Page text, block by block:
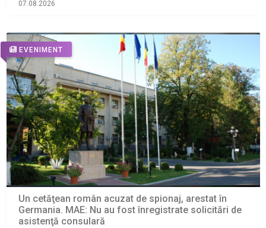
07.08.2026
EVENIMENT
Un cetăţean român acuzat de spionaj, arestat în
Germania. MAE: Nu au fost înregistrate solicitări de
asistenţă consulară